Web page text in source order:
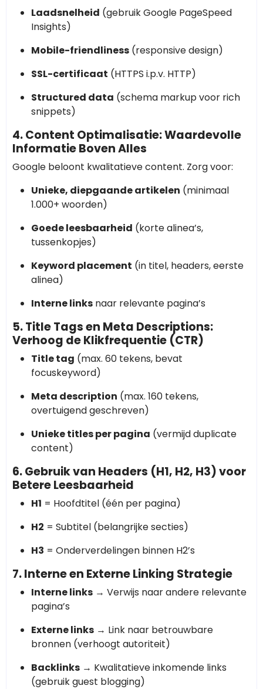
Laadsnelheid (gebruik Google PageSpeed
Insights)
Mobile-friendliness (responsive design)
SSL-certificaat (HTTPS i.p.v. HTTP)
Structured data (schema markup voor rich
snippets)
4. Content Optimalisatie: Waardevolle
Informatie Boven Alles
Google beloont kwalitatieve content. Zorg voor:
Unieke, diepgaande artikelen (minimaal
1.000+ woorden)
Goede leesbaarheid (korte alinea’s,
tussenkopjes)
Keyword placement (in titel, headers, eerste
alinea)
Interne links naar relevante pagina’s
5. Title Tags en Meta Descriptions:
Verhoog de Klikfrequentie (CTR)
Title tag (max. 60 tekens, bevat
focuskeyword)
Meta description (max. 160 tekens,
overtuigend geschreven)
Unieke titles per pagina (vermijd duplicate
content)
6. Gebruik van Headers (H1, H2, H3) voor
Betere Leesbaarheid
H1 = Hoofdtitel (één per pagina)
H2 = Subtitel (belangrijke secties)
H3 = Onderverdelingen binnen H2’s
7. Interne en Externe Linking Strategie
Interne links → Verwijs naar andere relevante
pagina’s
Externe links → Link naar betrouwbare
bronnen (verhoogt autoriteit)
Backlinks → Kwalitatieve inkomende links
(gebruik guest blogging)